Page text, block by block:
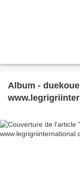
Album -